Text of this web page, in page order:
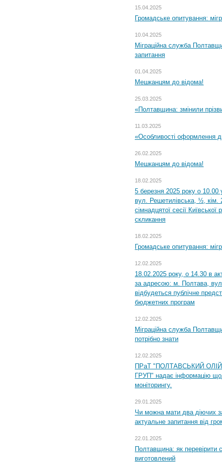
15.04.2025
Громадське опитування:
10.04.2025
Міграційна служба
запитання
01.04.2025
Мешканцям до відома!
25.03.2025
«Полтавщина: змінили
11.03.2025
«Особливості оформлення
26.02.2025
Мешканцям до відома!
18.02.2025
5 березня 2025 року о 10.00
вул. Решетилівська, ½, кім.
сімнадцятої сесії
скликання
18.02.2025
Громадське опитування:
12.02.2025
18.02.2025 року, о 14.30 в
за адресою: м. Полтава,
відбудеться публічне
бюджетних програм
12.02.2025
Міграційна служба
потрібно знати
12.02.2025
ПРаТ "ПОЛТАВСЬКИЙ
ГРУП" надає інформацію
моніторингу.
29.01.2025
Чи можна мати два діючих
актуальне запитання від
22.01.2025
Полтавщина: як перевірити
виготовлений